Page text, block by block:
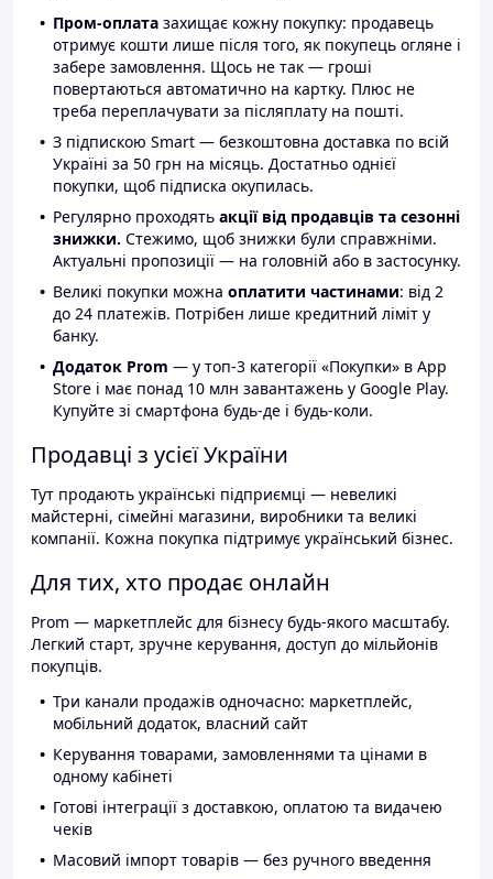
Пром-оплата захищає кожну покупку: продавець
отримує кошти лише після того, як покупець огляне і
забере замовлення. Щось не так — гроші
повертаються автоматично на картку. Плюс не
треба переплачувати за післяплату на пошті.
З підпискою Smart — безкоштовна доставка по всій
Україні за 50 грн на місяць. Достатньо однієї
покупки, щоб підписка окупилась.
Регулярно проходять акції від продавців та сезонні
знижки. Стежимо, щоб знижки були справжніми.
Актуальні пропозиції — на головній або в застосунку.
Великі покупки можна оплатити частинами: від 2
до 24 платежів. Потрібен лише кредитний ліміт у
банку.
Додаток Prom — у топ-3 категорії «Покупки» в App
Store і має понад 10 млн завантажень у Google Play.
Купуйте зі смартфона будь-де і будь-коли.
Продавці з усієї України
Тут продають українські підприємці — невеликі
майстерні, сімейні магазини, виробники та великі
компанії. Кожна покупка підтримує український бізнес.
Для тих, хто продає онлайн
Prom — маркетплейс для бізнесу будь-якого масштабу.
Легкий старт, зручне керування, доступ до мільйонів
покупців.
Три канали продажів одночасно: маркетплейс,
мобільний додаток, власний сайт
Керування товарами, замовленнями та цінами в
одному кабінеті
Готові інтеграції з доставкою, оплатою та видачею
чеків
Масовий імпорт товарів — без ручного введення